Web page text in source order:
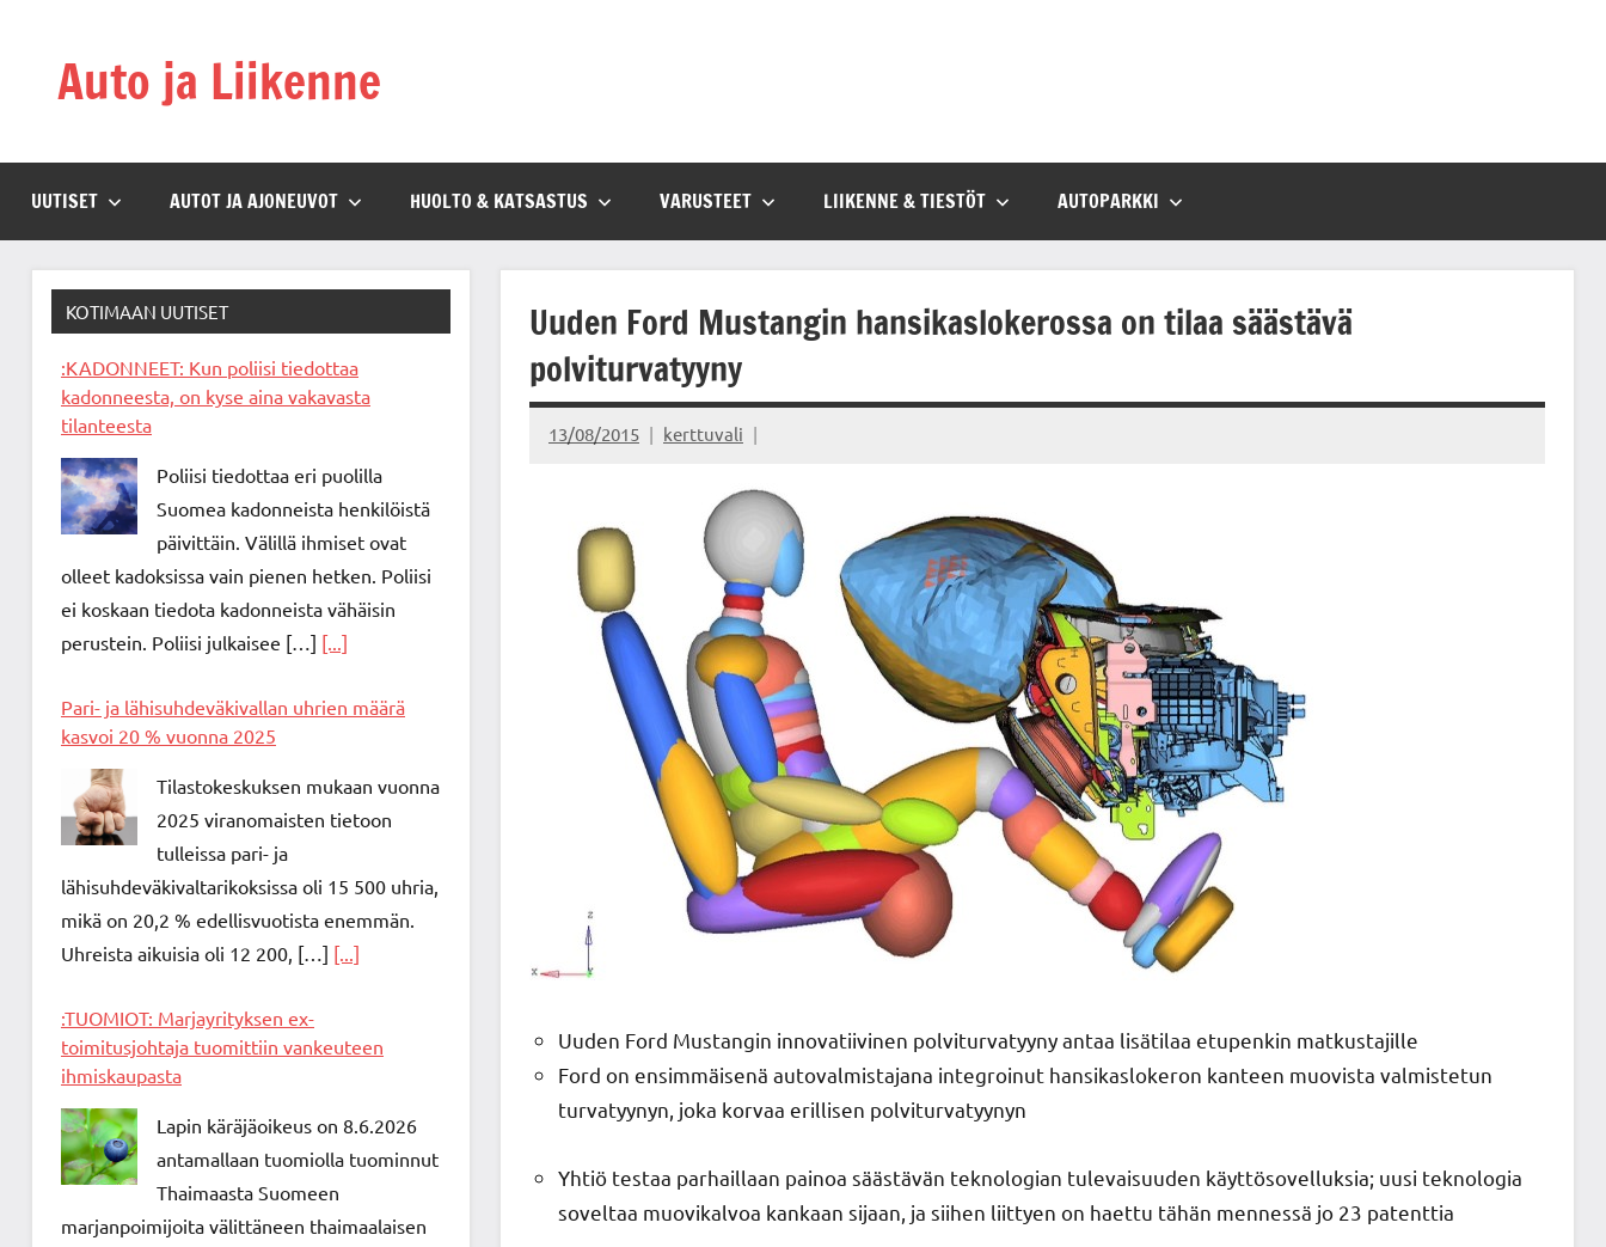
contentAuto ja Liikenne
UUTISET AUTOT JA AJONEUVOT HUOLTO & KATSASTUS VARUSTEET LIIKENNE & TIESTÖT AUTOPARKKI
Uuden Ford Mustangin hansikaslokerossa on tilaa säästävä
polviturvatyyny
13/08/2015 kerttuvali
Uuden Ford Mustangin innovatiivinen polviturvatyyny antaa lisätilaa etupenkin matkustajille
Ford on ensimmäisenä autovalmistajana integroinut hansikaslokeron kanteen muovista valmistetun
turvatyynyn, joka korvaa erillisen polviturvatyynyn
Yhtiö testaa parhaillaan painoa säästävän teknologian tulevaisuuden käyttösovelluksia; uusi teknologia
soveltaa muovikalvoa kankaan sijaan, ja siihen liittyen on haettu tähän mennessä jo 23 patenttia
KOTIMAAN UUTISET
:KADONNEET: Kun poliisi tiedottaa
kadonneesta, on kyse aina vakavasta
tilanteesta
Poliisi tiedottaa eri puolilla
Suomea kadonneista henkilöistä
päivittäin. Välillä ihmiset ovat
olleet kadoksissa vain pienen hetken. Poliisi
ei koskaan tiedota kadonneista vähäisin
perustein. Poliisi julkaisee […] [...]
Pari- ja lähisuhdeväkivallan uhrien määrä
kasvoi 20 % vuonna 2025
Tilastokeskuksen mukaan vuonna
2025 viranomaisten tietoon
tulleissa pari- ja
lähisuhdeväkivaltarikoksissa oli 15 500 uhria,
mikä on 20,2 % edellisvuotista enemmän.
Uhreista aikuisia oli 12 200, […] [...]
:TUOMIOT: Marjayrityksen ex-
toimitusjohtaja tuomittiin vankeuteen
ihmiskaupasta
Lapin käräjäoikeus on 8.6.2026
antamallaan tuomiolla tuominnut
Thaimaasta Suomeen
marjanpoimijoita välittäneen thaimaalaisen